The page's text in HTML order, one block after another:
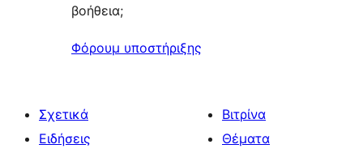
βοήθεια;
Φόρουμ υποστήριξης
Σχετικά
Ειδήσεις
Βιτρίνα
Θέματα